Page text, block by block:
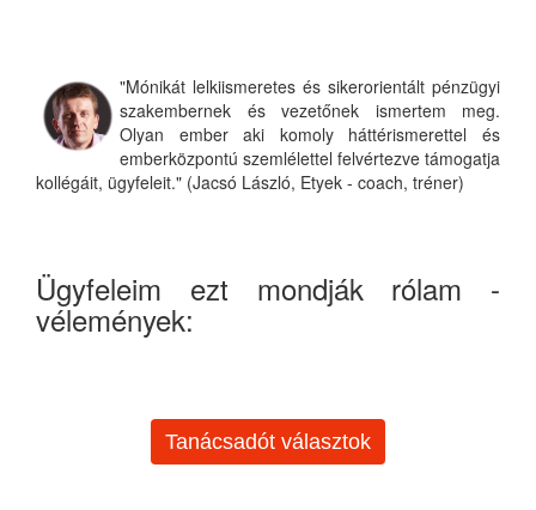
"Mónikát lelkiismeretes és sikerorientált pénzügyi
szakembernek és vezetőnek ismertem meg.
Olyan ember aki komoly háttérismerettel és
emberközpontú szemlélettel felvértezve támogatja
kollégáit, ügyfeleit." (Jacsó László, Etyek - coach, tréner)
Ügyfeleim ezt mondják rólam -
vélemények:
Tanácsadót választok